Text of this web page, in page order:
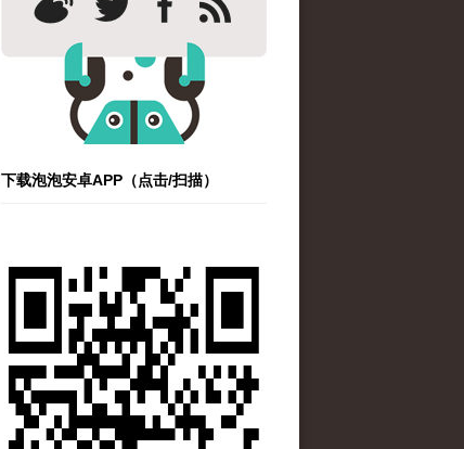
下载泡泡安卓APP（点击/扫描）